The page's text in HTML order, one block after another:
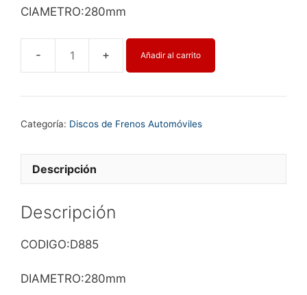
CIAMETRO:280mm
DISCOS
FRENOS
BOXER
FIAT
Añadir al carrito
Categoría: Discos de Frenos Automóviles
Descripción
Descripción
CODIGO:D885
DIAMETRO:280mm